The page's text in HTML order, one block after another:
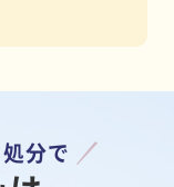
分で